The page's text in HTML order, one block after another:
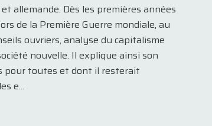
allemande. Dès les premières années
de la Première Guerre mondiale, au
ouvriers, analyse du capitalisme
nouvelle. Il explique ainsi son
pour toutes et dont il resterait
e...